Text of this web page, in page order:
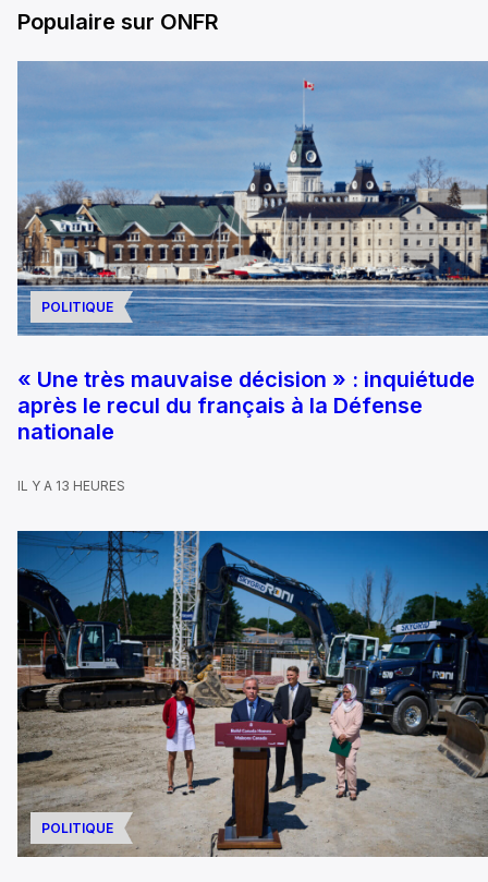
Populaire sur ONFR
POLITIQUE
« Une très mauvaise décision » : inquiétude
après le recul du français à la Défense
nationale
IL Y A 13 HEURES
POLITIQUE